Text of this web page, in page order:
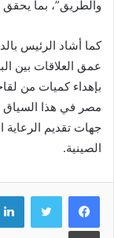
والطريق”، بما يحقق
كما أشاد الرئيس
عمق العلاقات بين
بإهداء كميات من
مصر في هذا السياق
جهات تقديم الرعاية
الصينية.